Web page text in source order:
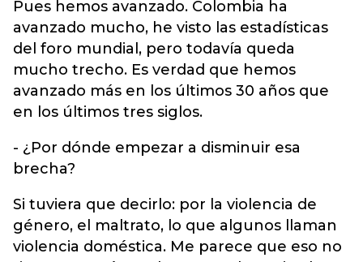
Pues hemos avanzado. Colombia ha
avanzado mucho, he visto las estadísticas
del foro mundial, pero todavía queda
mucho trecho. Es verdad que hemos
avanzado más en los últimos 30 años que
en los últimos tres siglos.
- ¿Por dónde empezar a disminuir esa
brecha?
Si tuviera que decirlo: por la violencia de
género, el maltrato, lo que algunos llaman
violencia doméstica. Me parece que eso no